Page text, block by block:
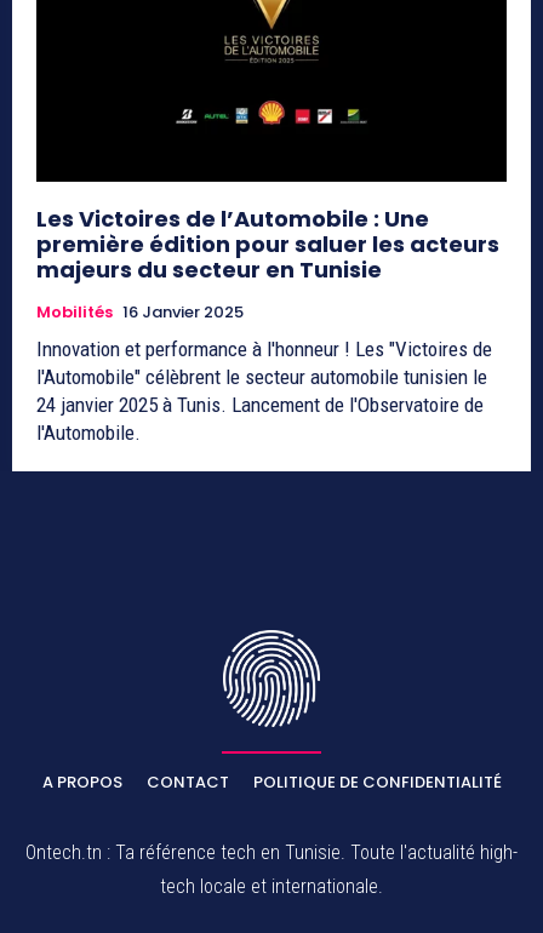
Les Victoires de l’Automobile : Une
première édition pour saluer les acteurs
majeurs du secteur en Tunisie
Mobilités 16 Janvier 2025
Innovation et performance à l'honneur ! Les "Victoires de
l'Automobile" célèbrent le secteur automobile tunisien le
24 janvier 2025 à Tunis. Lancement de l'Observatoire de
l'Automobile.
A PROPOS CONTACT POLITIQUE DE CONFIDENTIALITÉ
Ontech.tn : Ta référence tech en Tunisie. Toute l'actualité high-
tech locale et internationale.